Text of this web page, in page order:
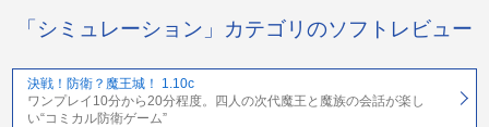
「シミュレーション」カテゴリのソフトレビュー
決戦！防衛？魔王城！ 1.10c
ワンプレイ10分から20分程度。四人の次代魔王と魔族の会話が楽し
い“コミカル防衛ゲーム”